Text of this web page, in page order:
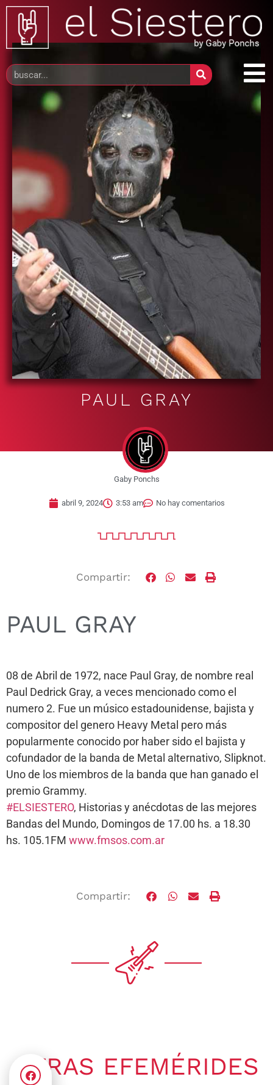
PAUL GRAY
Gaby Ponchs
abril 9, 2024 3:53 am No hay comentarios
Compartir:
PAUL GRAY
08 de Abril de 1972, nace Paul Gray, de nombre real
Paul Dedrick Gray, a veces mencionado como el
numero 2. Fue un músico estadounidense, bajista y
compositor del genero Heavy Metal pero más
popularmente conocido por haber sido el bajista y
cofundador de la banda de Metal alternativo, Slipknot.
Uno de los miembros de la banda que han ganado el
premio Grammy.
#ELSIESTERO, Historias y anécdotas de las mejores
Bandas del Mundo, Domingos de 17.00 hs. a 18.30
hs. 105.1FM www.fmsos.com.ar
Compartir:
OTRAS EFEMÉRIDES